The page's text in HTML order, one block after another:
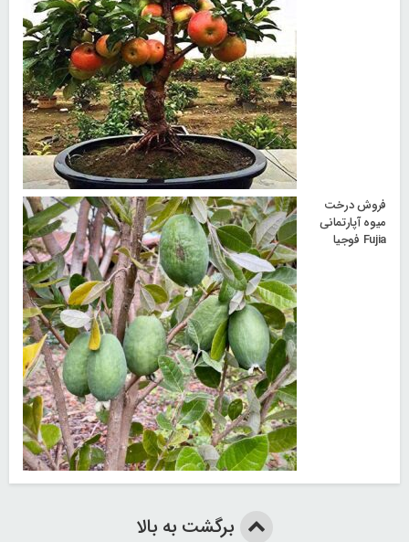
فروش درخت
میوه آپارتمانی
Fujia فوجیا
برگشت به بالا